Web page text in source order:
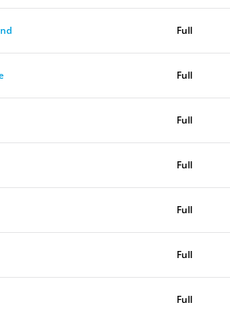
Full
Full
Full
Full
Full
Full
Full